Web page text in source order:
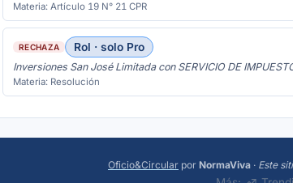
Materia: Artículo 19 N° 21 CPR
RECHAZA Rol · solo Pro
Inversiones San José Limitada con SERVICIO DE
Materia: Resolución
Oficio&Circular por NormaViva · Este